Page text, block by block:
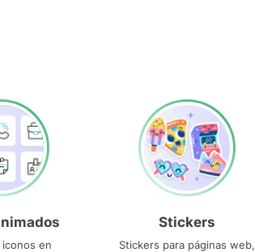
en
Stickers
Stickers para páginas web,